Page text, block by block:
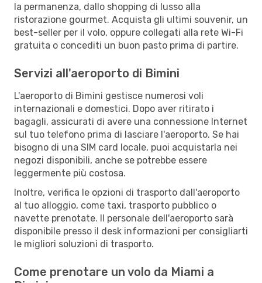
la permanenza, dallo shopping di lusso alla
ristorazione gourmet. Acquista gli ultimi souvenir, un
best-seller per il volo, oppure collegati alla rete Wi-Fi
gratuita o concediti un buon pasto prima di partire.
Servizi all'aeroporto di Bimini
L'aeroporto di Bimini gestisce numerosi voli
internazionali e domestici. Dopo aver ritirato i
bagagli, assicurati di avere una connessione Internet
sul tuo telefono prima di lasciare l'aeroporto. Se hai
bisogno di una SIM card locale, puoi acquistarla nei
negozi disponibili, anche se potrebbe essere
leggermente più costosa.
Inoltre, verifica le opzioni di trasporto dall'aeroporto
al tuo alloggio, come taxi, trasporto pubblico o
navette prenotate. Il personale dell'aeroporto sarà
disponibile presso il desk informazioni per consigliarti
le migliori soluzioni di trasporto.
Come prenotare un volo da Miami a